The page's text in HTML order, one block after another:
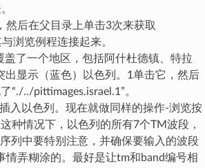
后在父目录上单击3次来获取
浏览例程连接起来。
了一个地区，包括阿什杜德镇、特拉
显示（蓝色）以色列。1单击它，然后
“./../pittimages.israel.1”。
入以色列。现在就做同样的操作-浏览按
种情况下，以色列的所有7个TM波段，
列中要特别注意，并确保要输入的波段
弄糊涂的。最好是让tm和band编号相